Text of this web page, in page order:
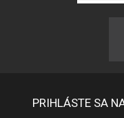
PRIHLÁSTE SA